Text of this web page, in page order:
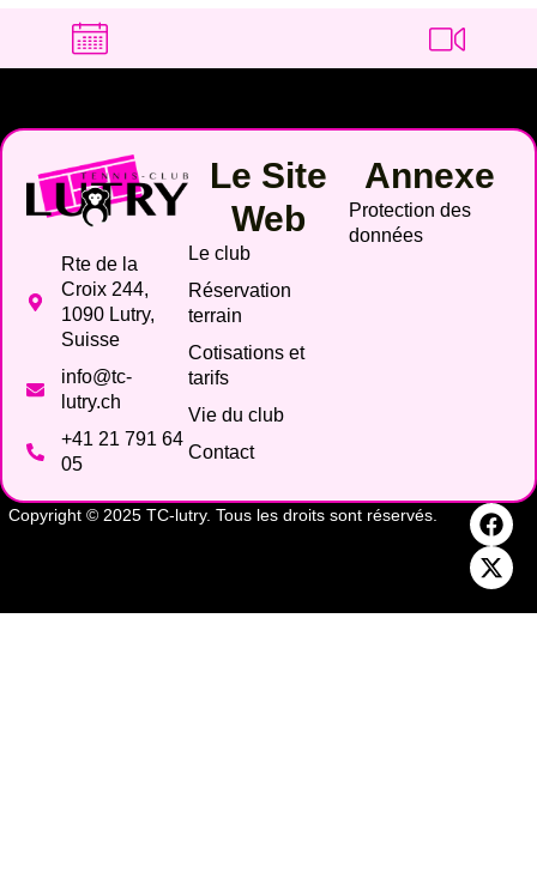
Rte de la
Croix 244,
1090 Lutry,
Suisse
info@tc-
lutry.ch
+41 21 791 64
05
Le Site
Web
Le club
Réservation
terrain
Cotisations et
tarifs
Vie du club
Contact
Annexe
Protection des
données
Copyright © 2025 TC-lutry. Tous les droits sont réservés.